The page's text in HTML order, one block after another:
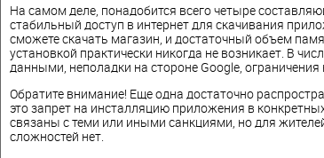
На самом деле, понадобится всего четыре
стабильный доступ в интернет для скачивания
сможете скачать магазин, и достаточный объем
установкой практически никогда не возникает. В
данными, неполадки на стороне Google,
Обратите внимание! Еще одна достаточно
это запрет на инсталляцию приложения в
связаны с теми или иными санкциями, но для
сложностей нет.